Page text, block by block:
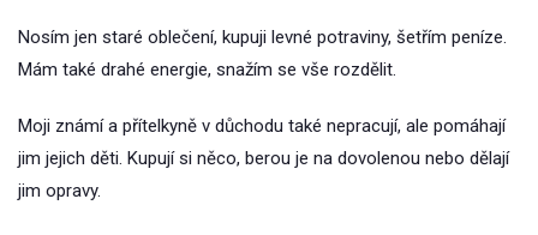
Nosím jen staré oblečení, kupuji levné potraviny, šetřím peníze.
Mám také drahé energie, snažím se vše rozdělit.
Moji známí a přítelkyně v důchodu také nepracují, ale pomáhají
jim jejich děti. Kupují si něco, berou je na dovolenou nebo dělají
jim opravy.